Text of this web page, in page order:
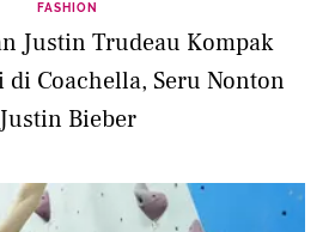
FASHION
Justin Trudeau Kompak
di Coachella, Seru Nonton
Bieber